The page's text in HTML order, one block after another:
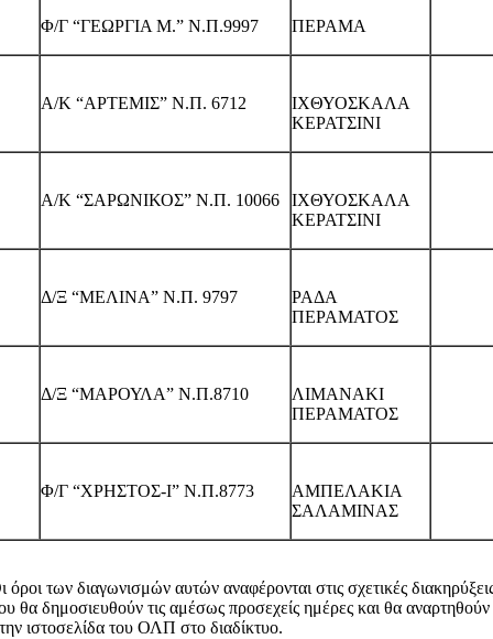
Φ/Γ “ΓΕΩΡΓΙΑ Μ.” Ν.Π.9997 ΠΕΡΑΜΑ
Α/Κ “AΡΤΕΜΙΣ” Ν.Π. 6712
ΙΧΘΥΟΣΚΑΛΑ
ΚΕΡΑΤΣΙΝΙ
Α/Κ “ΣΑΡΩΝΙΚΟΣ” Ν.Π. 10066
ΙΧΘΥΟΣΚΑΛΑ
ΚΕΡΑΤΣΙΝΙ
Δ/Ξ “ΜΕΛΙΝΑ” Ν.Π. 9797
ΡΑΔΑ
ΠΕΡΑΜΑΤΟΣ
Δ/Ξ “ΜΑΡΟΥΛΑ” Ν.Π.8710
ΛΙΜΑΝΑΚΙ
ΠΕΡΑΜΑΤΟΣ
Φ/Γ “ΧΡΗΣΤΟΣ-Ι” Ν.Π.8773
ΑΜΠΕΛΑΚΙΑ
ΣΑΛΑΜΙΝΑΣ
όροι των διαγωνισμών αυτών αναφέρονται στις σχετικές
θα δημοσιευθούν τις αμέσως προσεχείς ημέρες και θα αναρτηθούν
ιστοσελίδα του ΟΛΠ στο διαδίκτυο.